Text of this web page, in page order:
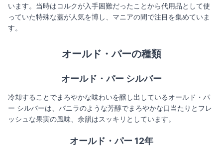
います。当時はコルクが入手困難だったことから代用品として使
っていた特殊な蓋が人気を博し、マニアの間で注目を集めていま
す。
オールド・パーの種類
オールド・パー シルバー
冷却することでまろやかな味わいを醸し出しているオールド・パ
ー シルバーは、バニラのような芳醇でまろやかな口当たりとフレ
ッシュな果実の風味、余韻はスッキリとしています。
オールド・パー 12年